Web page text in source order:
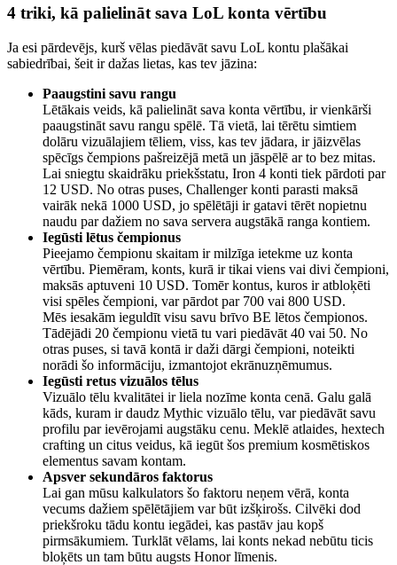
4 triki, kā palielināt sava LoL konta vērtību
Ja esi pārdevējs, kurš vēlas piedāvāt savu LoL kontu plašākai
sabiedrībai, šeit ir dažas lietas, kas tev jāzina:
Paaugstini savu rangu
Lētākais veids, kā palielināt sava konta vērtību, ir vienkārši
paaugstināt savu rangu spēlē. Tā vietā, lai tērētu simtiem
dolāru vizuālajiem tēliem, viss, kas tev jādara, ir jāizvēlas
spēcīgs čempions pašreizējā metā un jāspēlē ar to bez mitas.
Lai sniegtu skaidrāku priekšstatu, Iron 4 konti tiek pārdoti par
12 USD. No otras puses, Challenger konti parasti maksā
vairāk nekā 1000 USD, jo spēlētāji ir gatavi tērēt nopietnu
naudu par dažiem no sava servera augstākā ranga kontiem.
Iegūsti lētus čempionus
Pieejamo čempionu skaitam ir milzīga ietekme uz konta
vērtību. Piemēram, konts, kurā ir tikai viens vai divi čempioni,
maksās aptuveni 10 USD. Tomēr kontus, kuros ir atbloķēti
visi spēles čempioni, var pārdot par 700 vai 800 USD.
Mēs iesakām ieguldīt visu savu brīvo BE lētos čempionos.
Tādējādi 20 čempionu vietā tu vari piedāvāt 40 vai 50. No
otras puses, si tavā kontā ir daži dārgi čempioni, noteikti
norādi šo informāciju, izmantojot ekrānuzņēmumus.
Iegūsti retus vizuālos tēlus
Vizuālo tēlu kvalitātei ir liela nozīme konta cenā. Galu galā
kāds, kuram ir daudz Mythic vizuālo tēlu, var piedāvāt savu
profilu par ievērojami augstāku cenu. Meklē atlaides, hextech
crafting un citus veidus, kā iegūt šos premium kosmētiskos
elementus savam kontam.
Apsver sekundāros faktorus
Lai gan mūsu kalkulators šo faktoru neņem vērā, konta
vecums dažiem spēlētājiem var būt izšķirošs. Cilvēki dod
priekšroku tādu kontu iegādei, kas pastāv jau kopš
pirmsākumiem. Turklāt vēlams, lai konts nekad nebūtu ticis
bloķēts un tam būtu augsts Honor līmenis.